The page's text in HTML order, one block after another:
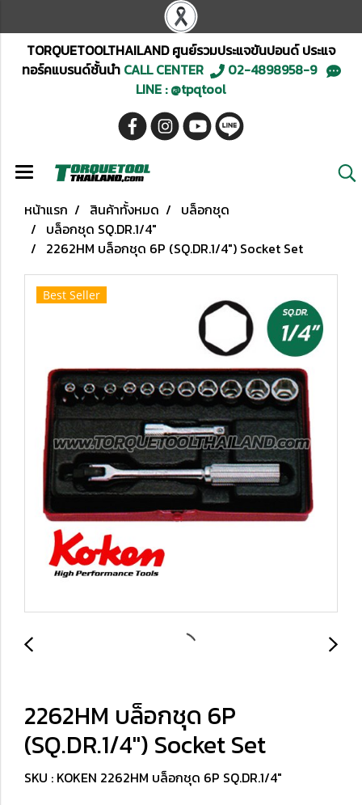
TORQUETOOLTHAILAND ศูนย์รวมประแจขันปอนด์ ประแจ
ทอร์คแบรนด์ชั้นนำCALL CENTER
02-4898958-9
LINE : @tpqtool
หน้าแรก สินค้าทั้งหมด
บล็อกชุด
บล็อกชุด SQ.DR.1/4"
2262HM บล็อกชุด 6P (SQ.DR.1/4") Socket Set
Best Seller
2262HM บล็อกชุด 6P
(SQ.DR.1/4") Socket Set
SKU : KOKEN 2262HM บล็อกชุด 6P SQ.DR.1/4"